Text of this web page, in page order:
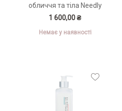
обличчя та тіла Needly
Derma A2 Cream
1 600,00 ₴
Немає у наявності